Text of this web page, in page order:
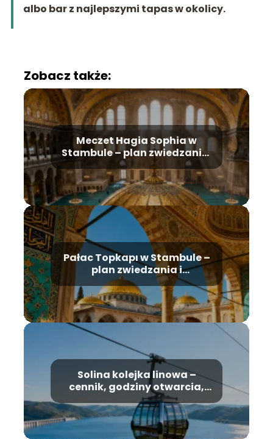
albo bar z najlepszymi tapas w okolicy.
Zobacz także:
Meczet Hagia Sophia w
Stambule – plan zwiedzania,
historia, bilety
Pałac Topkapı w Stambule –
plan zwiedzania i
najważniejsze atrakcje
Solina kolejka linowa –
cennik, godziny otwarcia,
informacje